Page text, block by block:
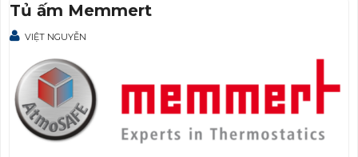
v
Tủ ấm Memmert
VIỆT NGUYỄN